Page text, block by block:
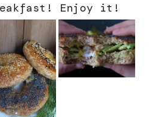
Enjoy it!